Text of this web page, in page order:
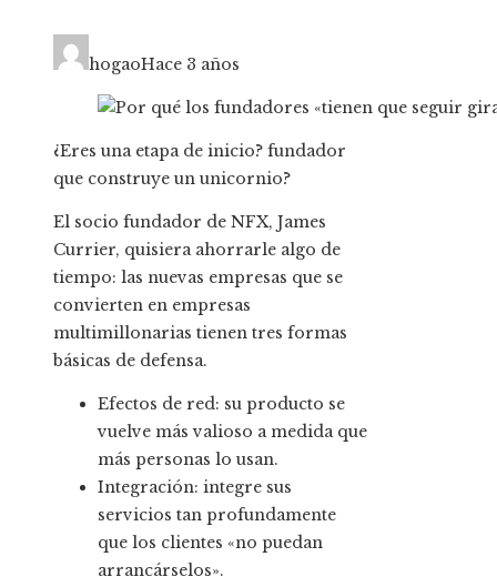
hogaoHace 3 años
¿Eres una etapa de inicio? fundador
que construye un unicornio?
El socio fundador de NFX, James
Currier, quisiera ahorrarle algo de
tiempo: las nuevas empresas que se
convierten en empresas
multimillonarias tienen tres formas
básicas de defensa.
Efectos de red: su producto se
vuelve más valioso a medida que
más personas lo usan.
Integración: integre sus
servicios tan profundamente
que los clientes «no puedan
arrancárselos».